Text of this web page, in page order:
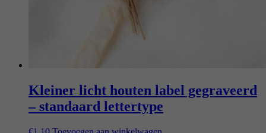
Kleiner licht houten label gegraveerd
– standaard lettertype